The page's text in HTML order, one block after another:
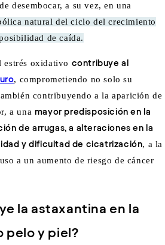
desembocar, a su vez, en una
natural del ciclo del crecimiento
de caída.
estrés oxidativo contribuye al
, comprometiendo no solo su
contribuyendo a la aparición de
a una mayor predisposición en la
de arrugas, a alteraciones en la
y dificultad de cicatrización, a la
a un aumento de riesgo de cáncer
la astaxantina en la
pelo y piel?